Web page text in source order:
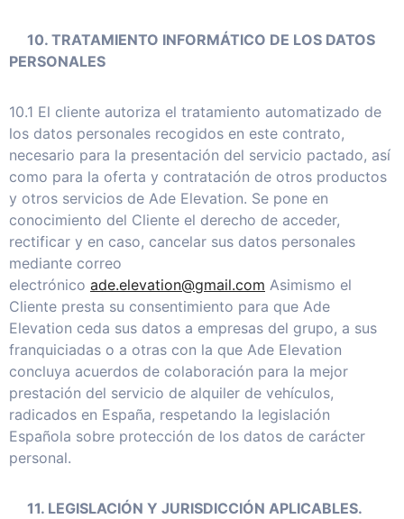
10. TRATAMIENTO INFORMÁTICO DE LOS DATOS
PERSONALES
10.1 El cliente autoriza el tratamiento automatizado de
los datos personales recogidos en este contrato,
necesario para la presentación del servicio pactado, así
como para la oferta y contratación de otros productos
y otros servicios de Ade Elevation. Se pone en
conocimiento del Cliente el derecho de acceder,
rectificar y en caso, cancelar sus datos personales
mediante correo
electrónico ade.elevation@gmail.com Asimismo el
Cliente presta su consentimiento para que Ade
Elevation ceda sus datos a empresas del grupo, a sus
franquiciadas o a otras con la que Ade Elevation
concluya acuerdos de colaboración para la mejor
prestación del servicio de alquiler de vehículos,
radicados en España, respetando la legislación
Española sobre protección de los datos de carácter
personal.
11. LEGISLACIÓN Y JURISDICCIÓN APLICABLES.